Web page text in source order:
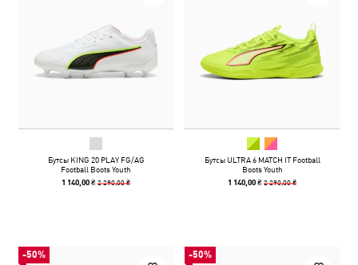
Бутсы KING 20 PLAY FG/AG
Football Boots Youth
1 140,00 ₴2 290,00 ₴
Бутсы ULTRA 6 MATCH IT Football
Boots Youth
1 140,00 ₴2 290,00 ₴
-50% -50%